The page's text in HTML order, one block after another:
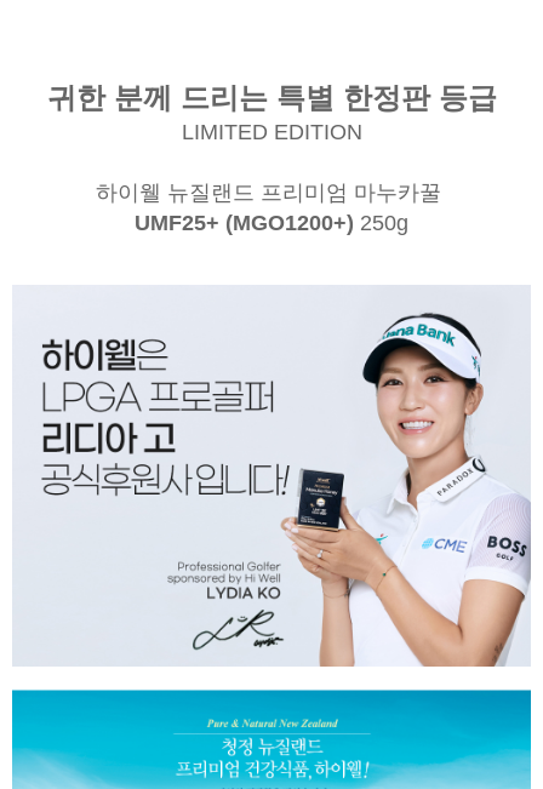
귀한 분께 드리는 특별 한정판 등급
LIMITED EDITION
하이웰 뉴질랜드 프리미엄 마누카꿀
UMF25+ (MGO1200+) 250g